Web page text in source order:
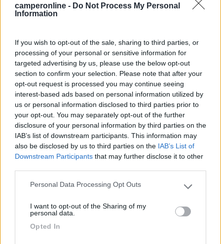
camperonline - Do Not Process My Personal
Information
If you wish to opt-out of the sale, sharing to third parties, or
processing of your personal or sensitive information for
targeted advertising by us, please use the below opt-out
section to confirm your selection. Please note that after your
opt-out request is processed you may continue seeing
interest-based ads based on personal information utilized by
us or personal information disclosed to third parties prior to
your opt-out. You may separately opt-out of the further
disclosure of your personal information by third parties on the
IAB’s list of downstream participants. This information may
also be disclosed by us to third parties on the IAB’s List of
Downstream Participants that may further disclose it to other
Please note that this website/app uses one or more Google
not limited to your visit or usage behaviour. You may click to
grant or deny consent to Google and its third-party tags to
use your data for below specified purposes in below Google
Personal Data Processing Opt Outs
I want to opt-out of the Sharing of my
personal data.
Opted In
Geotermia Grudziadz
Servizi / Posizione
Il centro città é a 5 km, adiacente ad una stazione g...
Grudziadz - 100.3km
Warszawska 36